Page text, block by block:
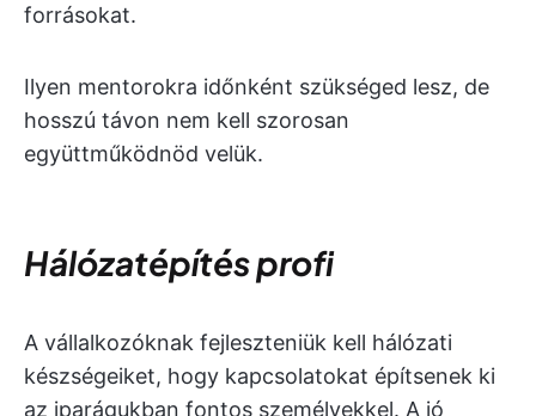
forrásokat.
Ilyen mentorokra időnként szükséged lesz, de
hosszú távon nem kell szorosan
együttműködnöd velük.
Hálózatépítés profi
A vállalkozóknak fejleszteniük kell hálózati
készségeiket, hogy kapcsolatokat építsenek ki
az iparágukban fontos személyekkel. A jó